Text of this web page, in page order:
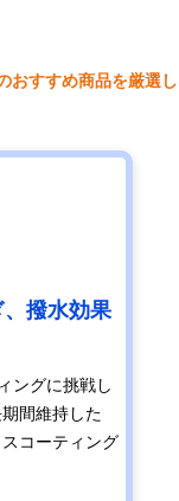
おすすめ商品を厳選し
撥水効果
ングに挑戦し
間維持した
コーティング